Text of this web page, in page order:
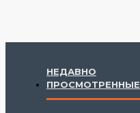
НЕДАВНО
ПРОСМОТРЕННЫЕ